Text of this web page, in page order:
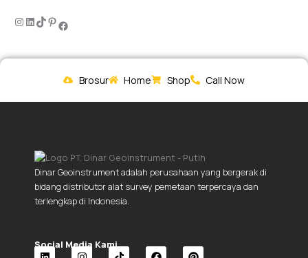
Brosur Home Shop Call Now
Dinar Geoinstrument adalah perusahaan yang bergerak di
bidang distributor alat survey pemetaan terpercaya dan
terlengkap di Indonesia.
Social Media Kami.